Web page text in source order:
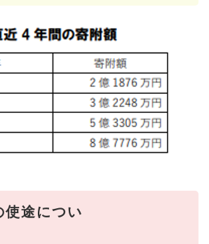
使途につい